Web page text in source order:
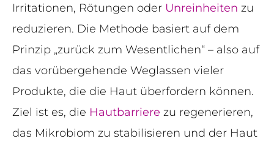
Irritationen, Rötungen oder Unreinheiten zu
reduzieren. Die Methode basiert auf dem
Prinzip „zurück zum Wesentlichen“ – also auf
das vorübergehende Weglassen vieler
Produkte, die die Haut überfordern können.
Ziel ist es, die Hautbarriere zu regenerieren,
das Mikrobiom zu stabilisieren und der Haut